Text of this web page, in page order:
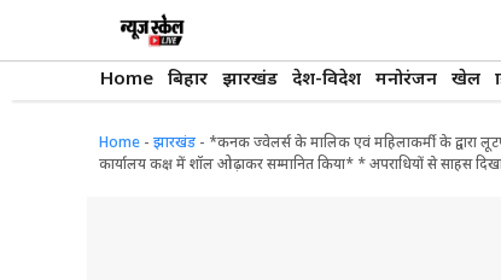
Home बिहार झारखंड देश-विदेश मनोरंजन खेल
Home - झारखंड - *कनक ज्वेलर्स के मालिक एवं महिलाकर्मी के द्वारा
कार्यालय कक्ष में शॉल ओढ़ाकर सम्मानित किया* * अपराधियों से साहस